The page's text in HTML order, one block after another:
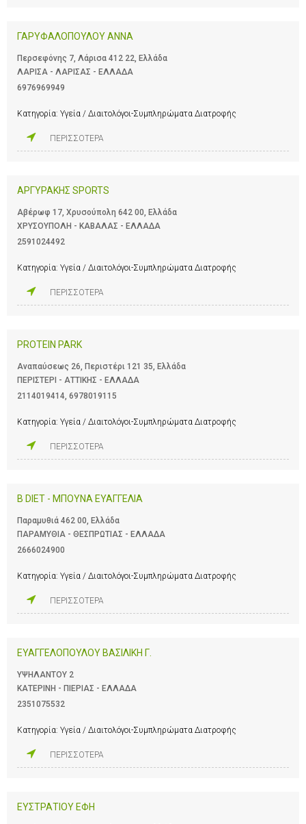
ΓΑΡΥΦΑΛΟΠΟΥΛΟΥ ΑΝΝΑ
Περσεφόνης 7, Λάρισα 412 22, Ελλάδα
ΛΑΡΙΣΑ - ΛΑΡΙΣΑΣ - ΕΛΛΑΔΑ
6976969949
Κατηγορία: Υγεία / Διαιτολόγοι-Συμπληρώματα Διατροφής
ΠΕΡΙΣΣΟΤΕΡΑ
ΑΡΓΥΡΑΚΗΣ SPORTS
Αβέρωφ 17, Χρυσούπολη 642 00, Ελλάδα
ΧΡΥΣΟΥΠΟΛΗ - ΚΑΒΑΛΑΣ - ΕΛΛΑΔΑ
2591024492
Κατηγορία: Υγεία / Διαιτολόγοι-Συμπληρώματα Διατροφής
ΠΕΡΙΣΣΟΤΕΡΑ
PROTEIN PARK
Αναπαύσεως 26, Περιστέρι 121 35, Ελλάδα
ΠΕΡΙΣΤΕΡΙ - ΑΤΤΙΚΗΣ - ΕΛΛΑΔΑ
2114019414, 6978019115
Κατηγορία: Υγεία / Διαιτολόγοι-Συμπληρώματα Διατροφής
ΠΕΡΙΣΣΟΤΕΡΑ
Β DIET - ΜΠΟΥΝΑ ΕΥΑΓΓΕΛΙΑ
Παραμυθιά 462 00, Ελλάδα
ΠΑΡΑΜΥΘΙΑ - ΘΕΣΠΡΩΤΙΑΣ - ΕΛΛΑΔΑ
2666024900
Κατηγορία: Υγεία / Διαιτολόγοι-Συμπληρώματα Διατροφής
ΠΕΡΙΣΣΟΤΕΡΑ
ΕΥΑΓΓΕΛΟΠΟΥΛΟΥ ΒΑΣΙΛΙΚΗ Γ.
ΥΨΗΛΑΝΤΟΥ 2
ΚΑΤΕΡΙΝΗ - ΠΙΕΡΙΑΣ - ΕΛΛΑΔΑ
2351075532
Κατηγορία: Υγεία / Διαιτολόγοι-Συμπληρώματα Διατροφής
ΠΕΡΙΣΣΟΤΕΡΑ
ΕΥΣΤΡΑΤΙΟΥ ΕΦΗ